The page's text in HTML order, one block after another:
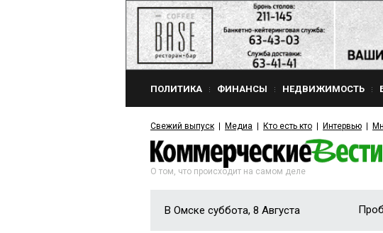
ПОЛИТИКА ФИНАНСЫ НЕДВИЖИМОСТЬ
Свежий выпуск Медиа Кто есть кто Интервью
О том, что происходит на самом деле
В Омске суббота, 8 Августа